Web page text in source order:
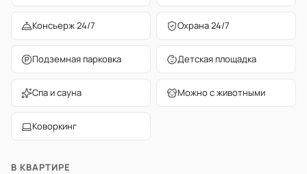
Консьерж 24/7 Охрана 24/7
Подземная парковка Детская площадка
Спа и сауна Можно с животными
Коворкинг
В КВАРТИРЕ